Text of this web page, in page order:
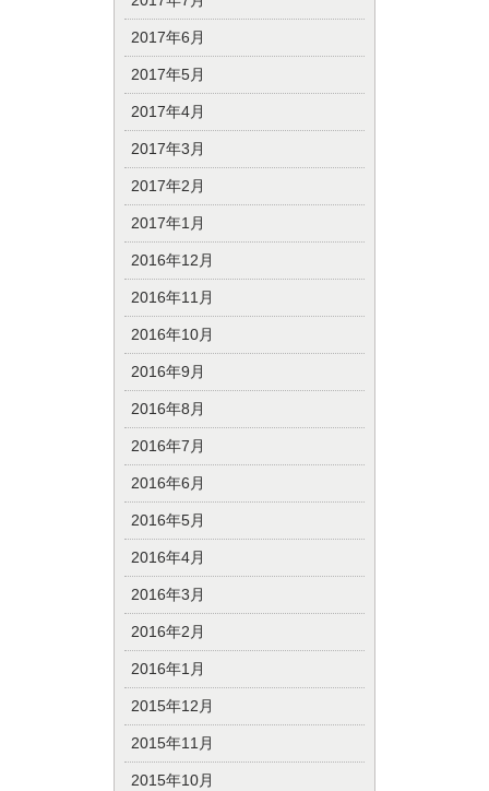
2017年6月
2017年5月
2017年4月
2017年3月
2017年2月
2017年1月
2016年12月
2016年11月
2016年10月
2016年9月
2016年8月
2016年7月
2016年6月
2016年5月
2016年4月
2016年3月
2016年2月
2016年1月
2015年12月
2015年11月
2015年10月